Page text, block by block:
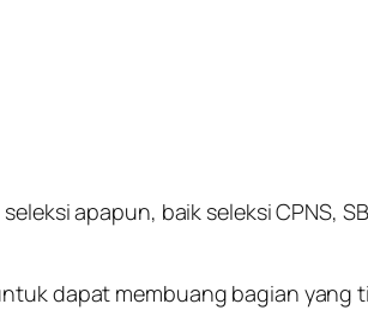
apapun, baik seleksi CPNS,
dapat membuang bagian yang